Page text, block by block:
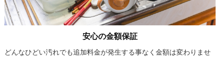
安心の金額保証
どんなひどい汚れでも追加料金が発生する事なく金額は変わりませ